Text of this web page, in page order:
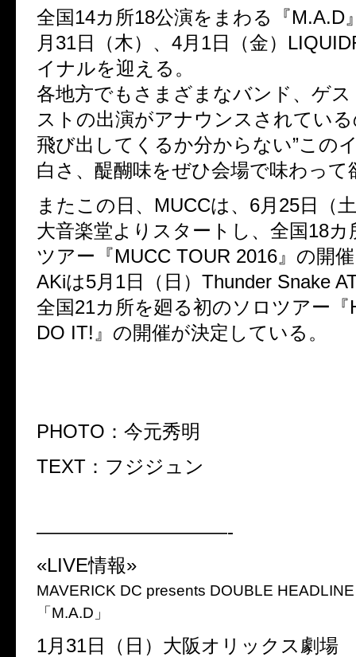
全国14カ所18公演をまわる『M.A.D
月31日（木）、4月1日（金）
イナルを迎える。
各地方でもさまざまなバンド、ゲ
ストの出演がアナウンスされている
飛び出してくるか分からない”この
白さ、醍醐味をぜひ会場で味わって
またこの日、MUCCは、6月25日（
大音楽堂よりスタートし、全国18カ
ツアー『MUCC TOUR 2016』の開
AKiは5月1日（日）Thunder Snake
全国21カ所を廻る初のソロツアー『
DO IT!』の開催が決定している。
PHOTO：今元秀明
TEXT：フジジュン
——————————-
«LIVE情報»
MAVERICK DC presents DOUBLE
「M.A.D」
1月31日（日）大阪オリックス劇